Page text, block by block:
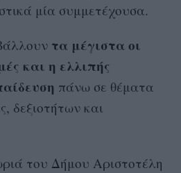
μία συμμετέχουσα.
τα μέγιστα οι
και η ελλιπής
πάνω σε θέματα
δεξιοτήτων και
του Δήμου Αριστοτέλη